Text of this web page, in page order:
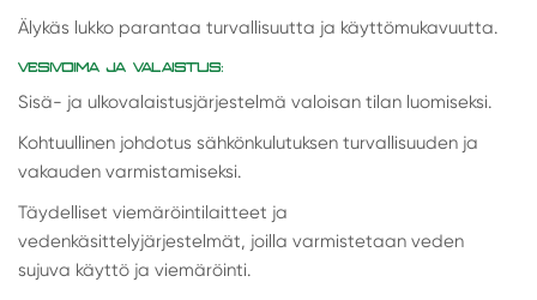
Älykäs lukko parantaa turvallisuutta ja käyttömukavuutta.
VESIVOIMA JA VALAISTUS:
Sisä- ja ulkovalaistusjärjestelmä valoisan tilan luomiseksi.
Kohtuullinen johdotus sähkönkulutuksen turvallisuuden ja
vakauden varmistamiseksi.
Täydelliset viemäröintilaitteet ja
vedenkäsittelyjärjestelmät, joilla varmistetaan veden
sujuva käyttö ja viemäröinti.